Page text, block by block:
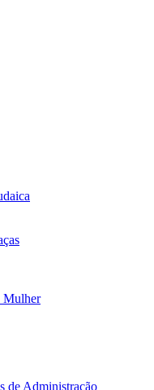
Mulher
de Administração